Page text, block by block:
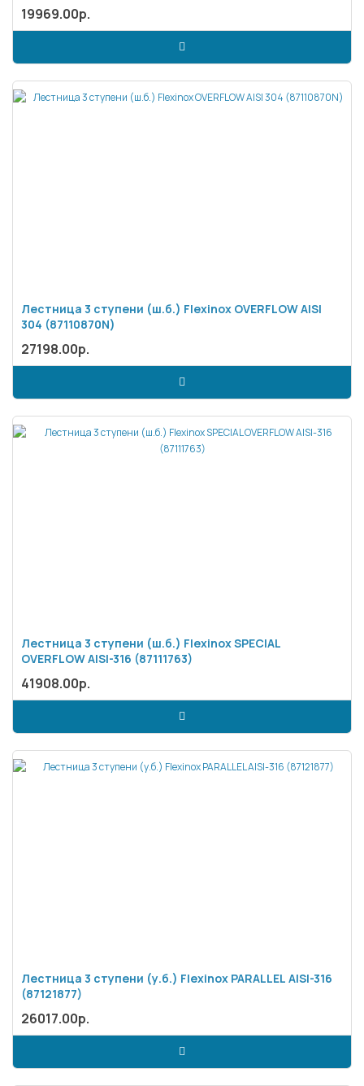
19969.00р.
Лестница 3 ступени (ш.б.) Flexinox OVERFLOW AISI
304 (87110870N)
27198.00р.
Лестница 3 ступени (ш.б.) Flexinox SPECIAL
OVERFLOW AISI-316 (87111763)
41908.00р.
Лестница 3 ступени (у.б.) Flexinox PARALLEL AISI-316
(87121877)
26017.00р.